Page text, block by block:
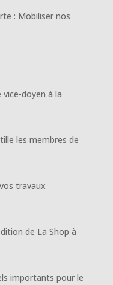
: Mobiliser nos
doyen à la
les membres de
travaux
de La Shop à
importants pour le